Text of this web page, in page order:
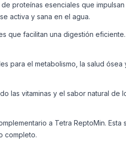
proteínas esenciales que
activa y sana en el agua.
que facilitan una digestión
para el metabolismo, la salud
las vitaminas y el sabor natural de
a Tetra ReptoMin.
completo.